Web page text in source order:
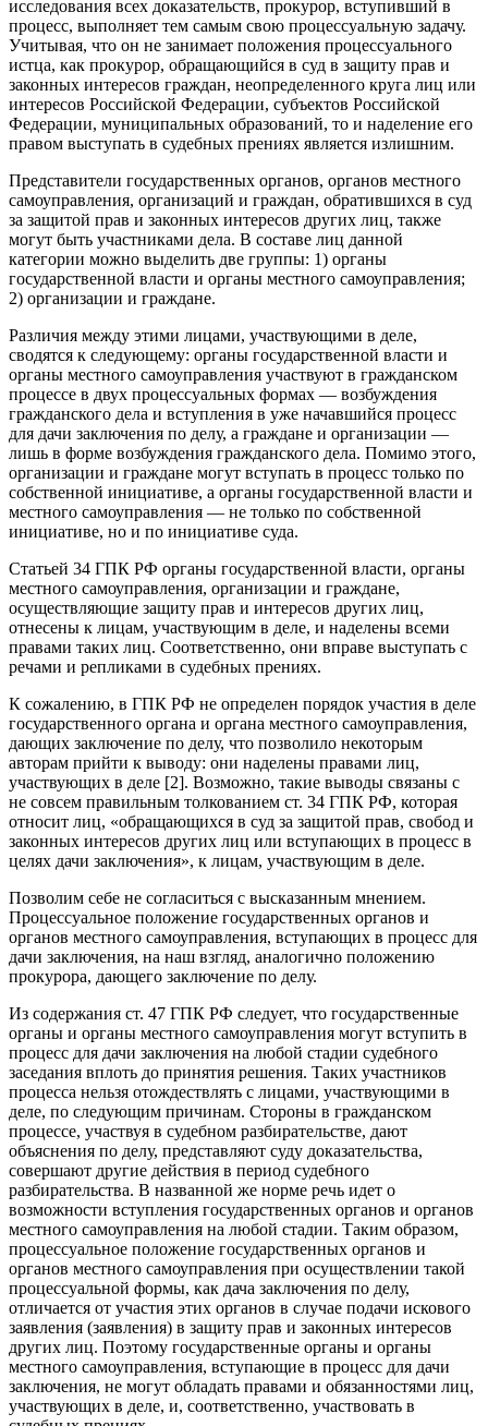
исследования всех доказательств, прокурор, вступивший в
процесс, выполняет тем самым свою процессуальную задачу.
Учитывая, что он не занимает положения процессуального
истца, как прокурор, обращающийся в суд в защиту прав и
законных интересов граждан, неопределенного круга лиц или
интересов Российской Федерации, субъектов Российской
Федерации, муниципальных образований, то и наделение его
правом выступать в судебных прениях является излишним.
Представители государственных органов, органов местного
самоуправления, организаций и граждан, обратившихся в суд
за защитой прав и законных интересов других лиц, также
могут быть участниками дела. В составе лиц данной
категории можно выделить две группы: 1) органы
государственной власти и органы местного самоуправления;
2) организации и граждане.
Различия между этими лицами, участвующими в деле,
сводятся к следующему: органы государственной власти и
органы местного самоуправления участвуют в гражданском
процессе в двух процессуальных формах — возбуждения
гражданского дела и вступления в уже начавшийся процесс
для дачи заключения по делу, а граждане и организации —
лишь в форме возбуждения гражданского дела. Помимо этого,
организации и граждане могут вступать в процесс только по
собственной инициативе, а органы государственной власти и
местного самоуправления — не только по собственной
инициативе, но и по инициативе суда.
Статьей 34 ГПК РФ органы государственной власти, органы
местного самоуправления, организации и граждане,
осуществляющие защиту прав и интересов других лиц,
отнесены к лицам, участвующим в деле, и наделены всеми
правами таких лиц. Соответственно, они вправе выступать с
речами и репликами в судебных прениях.
К сожалению, в ГПК РФ не определен порядок участия в деле
государственного органа и органа местного самоуправления,
дающих заключение по делу, что позволило некоторым
авторам прийти к выводу: они наделены правами лиц,
участвующих в деле [2]. Возможно, такие выводы связаны с
не совсем правильным толкованием ст. 34 ГПК РФ, которая
относит лиц, «обращающихся в суд за защитой прав, свобод и
законных интересов других лиц или вступающих в процесс в
целях дачи заключения», к лицам, участвующим в деле.
Позволим себе не согласиться с высказанным мнением.
Процессуальное положение государственных органов и
органов местного самоуправления, вступающих в процесс для
дачи заключения, на наш взгляд, аналогично положению
прокурора, дающего заключение по делу.
Из содержания ст. 47 ГПК РФ следует, что государственные
органы и органы местного самоуправления могут вступить в
процесс для дачи заключения на любой стадии судебного
заседания вплоть до принятия решения. Таких участников
процесса нельзя отождествлять с лицами, участвующими в
деле, по следующим причинам. Стороны в гражданском
процессе, участвуя в судебном разбирательстве, дают
объяснения по делу, представляют суду доказательства,
совершают другие действия в период судебного
разбирательства. В названной же норме речь идет о
возможности вступления государственных органов и органов
местного самоуправления на любой стадии. Таким образом,
процессуальное положение государственных органов и
органов местного самоуправления при осуществлении такой
процессуальной формы, как дача заключения по делу,
отличается от участия этих органов в случае подачи искового
заявления (заявления) в защиту прав и законных интересов
других лиц. Поэтому государственные органы и органы
местного самоуправления, вступающие в процесс для дачи
заключения, не могут обладать правами и обязанностями лиц,
участвующих в деле, и, соответственно, участвовать в